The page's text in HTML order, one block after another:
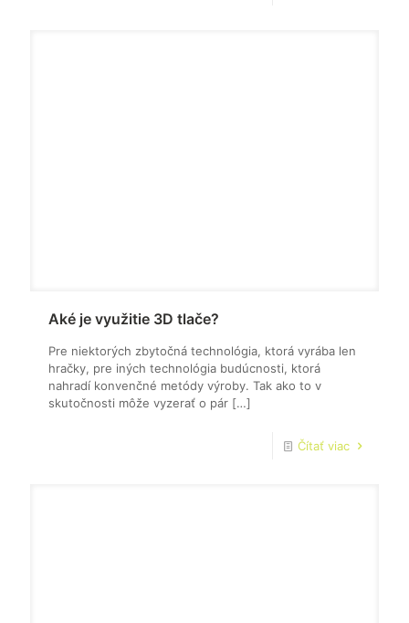
Aké je využitie 3D tlače?
Pre niektorých zbytočná technológia, ktorá vyrába len
hračky, pre iných technológia budúcnosti, ktorá
nahradí konvenčné metódy výroby. Tak ako to v
skutočnosti môže vyzerať o pár […]
Čítať viac